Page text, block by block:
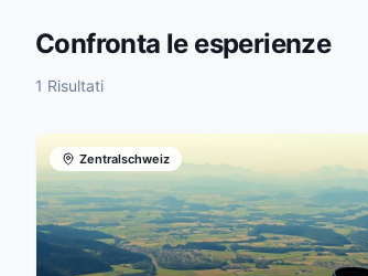
Confronta le esperienze
1 Risultati
Zentralschweiz